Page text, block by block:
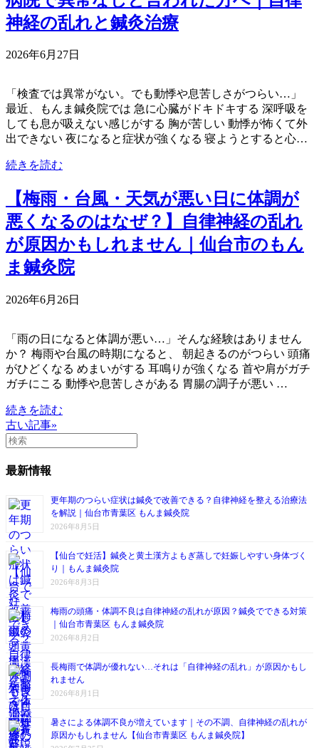
神経の乱れと鍼灸治療
2026年6月27日
「検査では異常がない。でも動悸や息苦しさがつらい…」
最近、もんま鍼灸院では 急に心臓がドキドキする 深呼吸を
しても息が吸えない感じがする 胸が苦しい 動悸が怖くて外
出できない 夜になると症状が強くなる 寝ようとすると心…
続きを読む
【梅雨・台風・天気が悪い日に体調が
悪くなるのはなぜ？】自律神経の乱れ
が原因かもしれません｜仙台市のもん
ま鍼灸院
2026年6月26日
「雨の日になると体調が悪い…」そんな経験はありません
か？ 梅雨や台風の時期になると、 朝起きるのがつらい 頭痛
がひどくなる めまいがする 耳鳴りが強くなる 首や肩がガチ
ガチにこる 動悸や息苦しさがある 胃腸の調子が悪い …
続きを読む
古い記事»
最新情報
更年期のつらい症状は鍼灸で改善できる？自律神経を整える治療法
を解説｜仙台市青葉区 もんま鍼灸院
2026年8月5日
【仙台で妊活】鍼灸と黄土漢方よもぎ蒸しで妊娠しやすい身体づく
り｜もんま鍼灸院
2026年8月3日
梅雨の頭痛・体調不良は自律神経の乱れが原因？鍼灸でできる対策
｜仙台市青葉区 もんま鍼灸院
2026年8月2日
長梅雨で体調が優れない…それは「自律神経の乱れ」が原因かもし
れません
2026年8月1日
暑さによる体調不良が増えています｜その不調、自律神経の乱れが
原因かもしれません【仙台市青葉区 もんま鍼灸院】